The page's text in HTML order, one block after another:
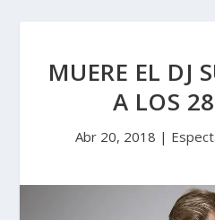
MUERE EL DJ
A LOS
Abr 20, 2018 |